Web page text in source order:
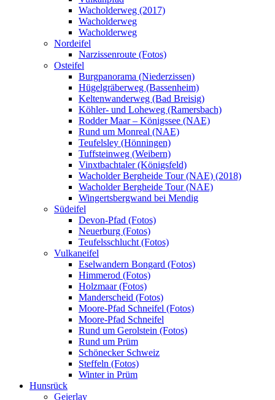
Wacholderweg (2017)
Wacholderweg
Wacholderweg
Nordeifel
Narzissenroute (Fotos)
Osteifel
Burgpanorama (Niederzissen)
Hügelgräberweg (Bassenheim)
Keltenwanderweg (Bad Breisig)
Köhler- und Loheweg (Ramersbach)
Rodder Maar – Königssee (NAE)
Rund um Monreal (NAE)
Teufelsley (Hönningen)
Tuffsteinweg (Weibern)
Vinxtbachtaler (Königsfeld)
Wacholder Bergheide Tour (NAE) (2018)
Wacholder Bergheide Tour (NAE)
Wingertsbergwand bei Mendig
Südeifel
Devon-Pfad (Fotos)
Neuerburg (Fotos)
Teufelsschlucht (Fotos)
Vulkaneifel
Eselwandern Bongard (Fotos)
Himmerod (Fotos)
Holzmaar (Fotos)
Manderscheid (Fotos)
Moore-Pfad Schneifel (Fotos)
Moore-Pfad Schneifel
Rund um Gerolstein (Fotos)
Rund um Prüm
Schönecker Schweiz
Steffeln (Fotos)
Winter in Prüm
Hunsrück
Geierlay